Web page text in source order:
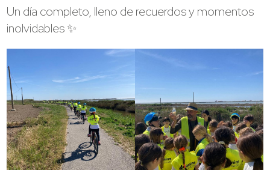
Un día completo, lleno de recuerdos y momentos
inolvidables ✨